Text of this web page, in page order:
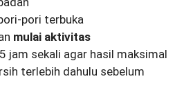
pori terbuka
mulai aktivitas
jam sekali agar hasil maksimal
terlebih dahulu sebelum